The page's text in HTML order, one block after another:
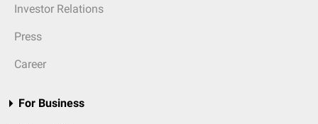
Investor Relations
Press
Career
For Business